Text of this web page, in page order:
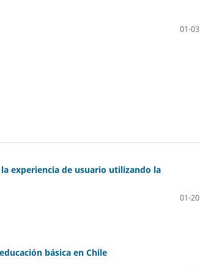
01-03
experiencia de usuario utilizando la
01-20
básica en Chile